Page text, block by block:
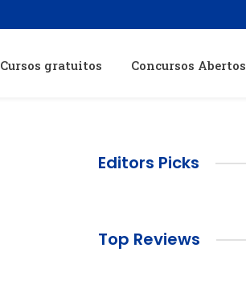
Cursos gratuitos Concursos Abertos
Editors Picks
Top Reviews